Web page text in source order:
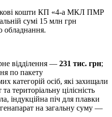
кошти КП «4-а МКЛ ПМР
сумі 15 млн грн
обладнання.
відділення — 231 тис. грн;
по пакету
категорій осіб, які захищали
територіальну цілісність
індукційна піч для плавки
на загальну суму —